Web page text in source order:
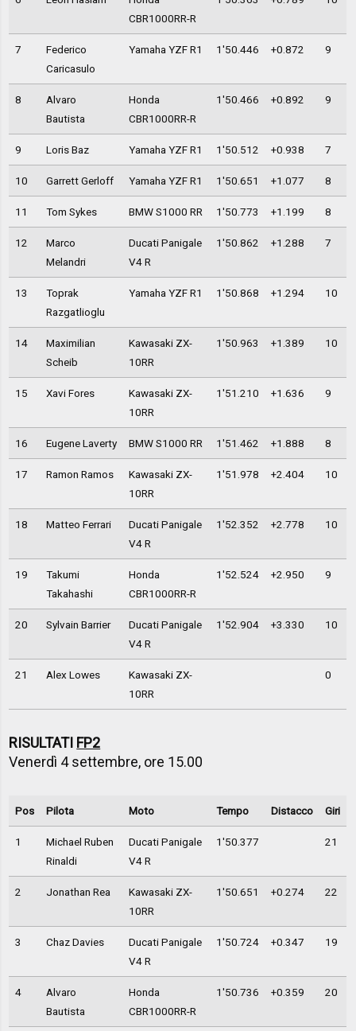
CBR1000RR-R
7
Federico
Caricasulo
Yamaha YZF R1 1'50.446 +0.872 9
8
Alvaro
Bautista
Honda
CBR1000RR-R
1'50.466 +0.892 9
9 Loris Baz Yamaha YZF R1 1'50.512 +0.938 7
10 Garrett Gerloff Yamaha YZF R1 1'50.651 +1.077 8
11 Tom Sykes BMW S1000 RR 1'50.773 +1.199 8
12
Marco
Melandri
Ducati Panigale
V4 R
1'50.862 +1.288 7
13
Toprak
Razgatlioglu
Yamaha YZF R1 1'50.868 +1.294 10
14
Maximilian
Scheib
Kawasaki ZX-
10RR
1'50.963 +1.389 10
15 Xavi Fores
Kawasaki ZX-
10RR
1'51.210 +1.636 9
16 Eugene Laverty BMW S1000 RR 1'51.462 +1.888 8
17 Ramon Ramos
Kawasaki ZX-
10RR
1'51.978 +2.404 10
18 Matteo Ferrari
Ducati Panigale
V4 R
1'52.352 +2.778 10
19
Takumi
Takahashi
Honda
CBR1000RR-R
1'52.524 +2.950 9
20 Sylvain Barrier
Ducati Panigale
V4 R
1'52.904 +3.330 10
21 Alex Lowes
Kawasaki ZX-
10RR
0
RISULTATI FP2
Venerdì 4 settembre, ore 15.00
Pos Pilota Moto Tempo Distacco Giri
1
Michael Ruben
Rinaldi
Ducati Panigale
V4 R
1'50.377 21
2 Jonathan Rea
Kawasaki ZX-
10RR
1'50.651 +0.274 22
3 Chaz Davies
Ducati Panigale
V4 R
1'50.724 +0.347 19
4
Alvaro
Bautista
Honda
CBR1000RR-R
1'50.736 +0.359 20